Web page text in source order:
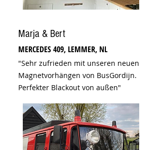
Marja & Bert
MERCEDES 409, LEMMER, NL
"Sehr zufrieden mit unseren neuen
Magnetvorhängen von BusGordijn.
Perfekter Blackout von außen"